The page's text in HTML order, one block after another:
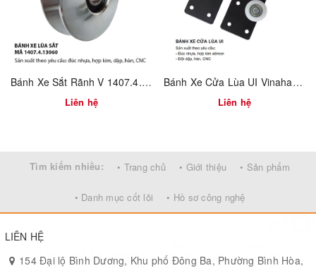
trung bình
Dễ lắp – dễ thay thế – dùng linh hoạt cho cả gỗ và nhôm
🔹 Ứng dụng:
Tủ áo lùa, tủ hồ sơ văn phòng, ngăn kéo lớn, cánh lùa trượt
ngang trong nội thất
Thay đổi màu sắc
Sản xuất OEM số lượng lớn cho nhà máy
Bánh Xe Sắt Rãnh V 1407.4.13060
Liên hệ
Bánh Xe Cửa Lùa UI Vinahardware – Mã 1410.4.01019
Liên hệ
Tìm kiếm nhiều: • Trang chủ • Giới thiệu • Sản phẩm
• Danh mục cốt lõi • Hồ sơ công nghệ
LIÊN HỆ
154 Đại lộ Bình Dương, Khu phố Đông Ba, Phường Bình Hòa,